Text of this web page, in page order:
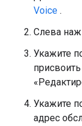
Voice .
Слева
Укажите
Укажите
адрес